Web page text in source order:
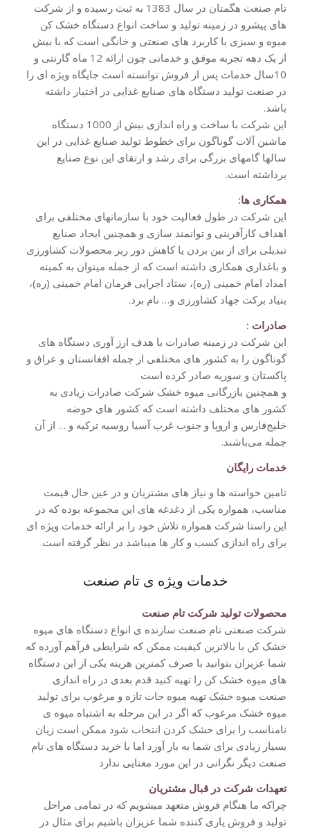
تام صنعت هگمتان در سال 1383 به ثبت رسیده و از شرکت
های پیشرو در زمینه تولید و ساخت انواع دستگاه خشک کن
میوه و سبزی با کاربرد های صنعتی و خانگی است که با بیش
از یک دهه تجربه موفق و خدماتی چون ارائه 12 ماه گارنتی و
10سال خدمات پس از فروش توانسته است جایگاه ویژه ای را
در صنعت تولید دستگاه های صنایع غذایی در اختیار داشته
باشد.
این شرکت با ساخت و راه اندازی بیش از 1000 دستگاه
ماشین آلات گوناگون برای خطوط تولید صنایع غذایی در این
سالها گامهای بزرگی برای رشد و ارتقای این نوع صنایع
برداشته است.
همکاری ها:
این شرکت در طول فعالیت خود با سازمانهای مختلفی برای
اهداف کارآفرینی و توانمند سازی و همچنین ایجاد صنایع
تبدیلی برای از بین بردن یا کاهش دور ریز محصولات کشاورزی
و باغداری همکاری داشته است که از جمله میتوان به کمیته
امداد امام خمینی (ره)، ستاد اجرایی فرمان امام خمینی (ره)،
بنیاد برکت جهاد کشاورزی و… نام برد.
صادرات :
این شرکت در زمینه صادرات با هدف ارز آوری دستگاه های
گوناگون را به کشور های مختلفی از جمله افغانستان و عراق و
پاکستان و سوریه صادر کرده است
و همچنین بازرگانی میوه خشک شرکت صادرات زیادی به
کشور های مختلف داشته است که کشور های حوضه
خلیج‌فارس و اروپا و جنوب غرب آسیا روسیه ترکیه و … از آن
جمله می‌باشند.
خدمات رایگان
تامین خواسته ها و نیاز های مشتریان و در عین حال قیمت
مناسب، همواره یکی از دغدغه های این مجموعه بوده که در
این راستا شرکت همواره تلاش خود را بر ارائه خدمات ویژه ای
برای راه اندازی کسب و کار ها میباشد در نظر گرفته است.
خدمات ویژه ی تام صنعت
محصولات تولید شرکت تام صنعت
شرکت صنعتی تام صنعت سازنده ی انواع دستگاه های میوه
خشک کن با بالاترین کیفیت ممکن که شرایطی فرآهم آورده که
شما عزیزان بتوانید با صرف کمترین هزینه یکی از این دستگاه
های میوه خشک کن را تهیه کنید قدم بعدی در راه اندازی
صنعت میوه خشک تهیه میوه جات تازه و مرغوب برای تولید
میوه خشک مرغوب که اگر در این مرحله به اشتباه میوه ی
نامناسب را برای خشک کردن انتخاب شود ممکن است زیان
بسیار زیادی برای شما به بار آورد اما با خرید دستگاه های تام
صنعت دیگر نگرانی در این مورد معنایی ندارد
تعهدات شرکت در قبال مشتریان
چراکه ما هنگام فروش متعهد میشویم که در تمامی مراحل
تولید و فروش یاری کننده شما عزیزان باشیم برای مثال در